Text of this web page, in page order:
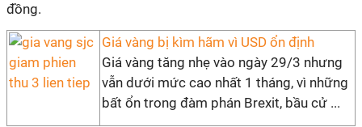
đồng.
Giá vàng bị kìm hãm vì USD ổn định
Giá vàng tăng nhẹ vào ngày 29/3 nhưng
vẫn dưới mức cao nhất 1 tháng, vì những
bất ổn trong đàm phán Brexit, bầu cử ...